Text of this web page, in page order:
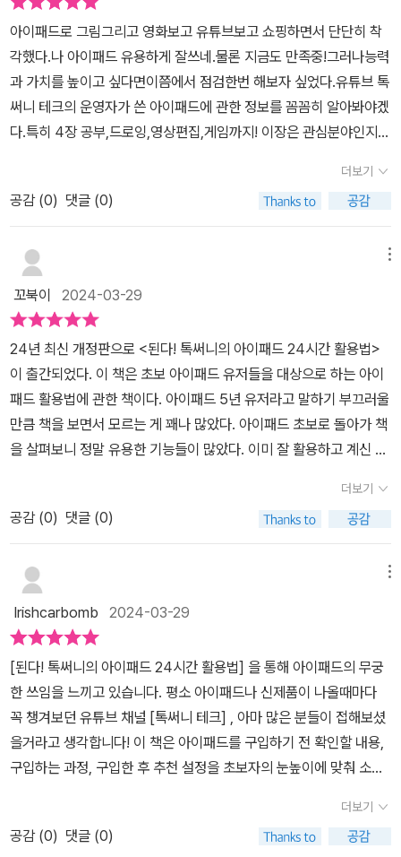
어요! ✔ 가지고 노는 데만 썼던 아이패드, 더 잘 쓰고 싶어요! ✔ 영상
편집이나 그림 그리기도 하고 싶고, 다이어리도 쓰고 싶어요! ✔ 아이
패드를 다른 기기와 사용할 때 호환하는 방법을 알고 싶어요! ✔ 아이
패드를 누구보다 ‘잘’ 활용하고 싶어요! "책을 통해 성장하는 지적인
독자들을 만나 보세요!" 배우고, 나누고, 함께 성장하는 [Do it! 스터
디룸] 혼자 공부하기 부담스럽다면 스터디 카페인 [Do it! 스터디룸]
선물도 받고 꾸준히 공부하는 습관도 기를 수 있습니다. - Do it! 스터
메뉴
게 기계를 이해시켜줄 교재가 필요해요.이 패드가 가진 고유한 기능
도 살펴볼 필요를 많이 느꼈어요.계정 설정부터 비서활용법 까지!기
본서로서 구성이 알차네요 👍 🍎전 인스타는 핸드폰으로 하고 있어
서 패드로 인스타를 하는 경우의 수도 긍정적으로 생각해보게 되었어
요.(제 폰이 갤럭시라서 에어드랍이 안되 불편하거든요 ㅠㅠ)클라우
드나 노션 등을 적극 활용해서 패드 뽕을 뽑아야겠습니다!!!머지않아
아이폰을 쓸 미래의 딸아이에게 뺏길 것 같긴해요.자녀에게 넘거갈
때를 대비한 가족관리 기능은그 훗날 쓸 수 있을 것 같아요^^💻 초등
수 있겠죠!📍소개된 어플들의 개괄적인 사용법위주로 설명되어있어
서아이패드를 넓게 훑기에 좋았어요.📍아이들도 저도 영상, 사진 편
집 설명이랑드로잉 관련 부분이 유익했어요.미래 사회에서 뒤쳐지지
않기 위해꾸준히 공부하고 익히고 활용하겠습니다. 😇얘들아, 엄마
도 꾸준히 공부할게 ^-------^ 알... 았....쥐??? (엄마 최고
쥐???!!!!!!!🧡)-------------------------------------* 책 속에서
찾은 울림을 공유하는 걸 즐기는 이 울림입니다* 이 울림이 오래 이
어지기를.... @uz_zzzz-------------------------------------*
pub_it 에서 모집한 서평단에 뽑혀 도서를 제공받아 작성한 주관적
인 서평입니다.#아이패드24시간활용법 #톡써니 #이지스퍼블리싱
#아이패드 #책스타그램 #북스타그램 #책읽는엄마 #책과일상 #서
평단 #서평 #북리뷰 #도서협찬
​​​아이패드로 그림그리고 영화보고 유튜브보고 쇼핑하면서 단단히 착
각했다.나 아이패드 유용하게 잘쓰네.물론 지금도 만족중!그러나능력
과 가치를 높이고 싶다면이쯤에서 점검한번 해보자 싶었다.유튜브 톡
써니 테크의 운영자가 쓴 아이패드에 관한 정보를 꼼꼼히 알아봐야겠
다.특히 4장 공부,드로잉,영상편집,게임까지! 이장은 관심분야인지라
일일이 메모하고 다시돌려보고 하는데 책이 있어 차근차근 정리되어
있으니 책보면서 영상보고 할수있어 좋다.(이렇게공부를 했음 하버드
같것다😓)아이패드 유용한 일상활용법들 실현해서아이패드 더 똑똑
하게 쓰고싶은분께 추천드립니다.#도서제공#유채
더보기
공감 (0) 댓글 (0)
꼬북이 2024-03-29
24년 최신 개정판으로 <된다! 톡써니의 아이패드 24시간 활용법>
이 출간되었다. 이 책은 초보 아이패드 유저들을 대상으로 하는 아이
패드 활용법에 관한 책이다. 아이패드 5년 유저라고 말하기 부끄러울
만큼 책을 보면서 모르는 게 꽤나 많았다. 아이패드 초보로 돌아가 책
을 살펴보니 정말 유용한 기능들이 많았다. 이미 잘 활용하고 계신 분
이다.▶ <된다! 톡써니의 아이패드 24시간 활용법> 목차1~2장에서
는 아이패드의 구매 전 체크사항부터 구매 후 설정까지의 방법에 대
한 파트이다. 3~4장은 아이패드를 활용할 수 있는 툴과 다양한 앱에
관한 내용이다. 5장은 아이패드와 스마트폰, PC를 연동하여 활용할
제들에 대한 해결 방법에 대한 파트이다. ​▶ 넷플릭스 빼면 아이패드
는 쓸모가 없을까?절대 NO!이 책을 읽고 나니 사용 가능한 기능에
대해 찬찬히 살펴볼 필요성을 지금까지 간과해왔다는 것을 깨달았다.
무슨 기능이 있는지도 모르니 아예 사용 자체를 할 수 없는 것이
다. ▶ 아이패드의 기본 앱과 기능 활용하기1. 스테이지 매니저 - 멀티
태스킹 2. 프리폼 - 마인드 맵 그리기3. 메모 앱으로 PDF 문서 작업
하기책에서는 이외에도 다양한 기능을 소개한다.▶ 아이패드 활용 꿀
팁 (앱 추천)아이패드의 기본 기능과 기본 앱으로 조금 친해졌다면 본
격적으로 아이패드를 활용해 볼 시간이다. 저자는 다양하게 활용할
더보기
공감 (0) 댓글 (0)
Irishcarbomb 2024-03-29
[된다! 톡써니의 아이패드 24시간 활용법] 을 통해 아이패드의 무궁
한 쓰임을 느끼고 있습니다. 평소 아이패드나 신제품이 나올때마다
꼭 챙겨보던 유튜브 채널 [톡써니 테크] , 아마 많은 분들이 접해보셨
을거라고 생각합니다! 이 책은 아이패드를 구입하기 전 확인할 내용,
구입하는 과정, 구입한 후 추천 설정을 초보자의 눈높이에 맞춰 소개
제가 생겼을 때 바로 해결하는 방법을 안내하고 있으며, 직장인이라
면 아이패드의 이메일, 미리 알림, 메모, 아이워크 등을 활용해 업무
더보기
공감 (0) 댓글 (0)